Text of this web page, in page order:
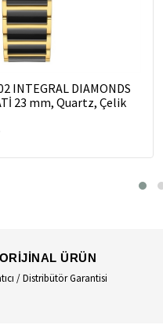
INTEGRAL DIAMONDS
23 mm, Quartz, Çelik
ÜRÜN
/ Distribütör Garantisi